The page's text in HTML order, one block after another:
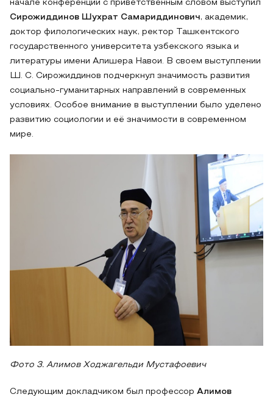
начале конференции с приветственным словом выступил
Сирожиддинов Шухрат Самариддинович, академик,
доктор филологических наук, ректор Ташкентского
государственного университета узбекского языка и
литературы имени Алишера Навои. В своем выступлении
Ш. С. Сирожиддинов подчеркнул значимость развития
социально-гуманитарных направлений в современных
условиях. Особое внимание в выступлении было уделено
развитию социологии и её значимости в современном
мире.
Фото 3. Алимов Ходжагельди Мустафоевич
Следующим докладчиком был профессор Алимов